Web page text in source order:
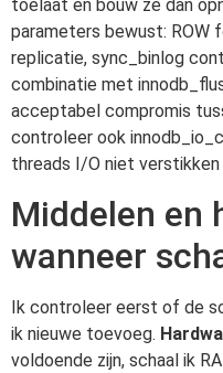
toelaat en bouw ze dan
parameters bewust: ROW
replicatie, sync_binlog
combinatie met
acceptabel compromis
controleer ook
threads I/O niet
Middelen en
wanneer
Ik controleer eerst of de
ik nieuwe toevoeg.
voldoende zijn, schaal ik